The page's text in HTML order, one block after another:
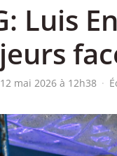
Luis
mai 2026 à 12h38 ·